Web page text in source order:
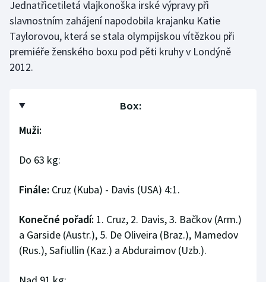
Jednatřicetiletá vlajkonoška irské výpravy při
slavnostním zahájení napodobila krajanku Katie
Taylorovou, která se stala olympijskou vítězkou při
premiéře ženského boxu pod pěti kruhy v Londýně
2012.
Box:
Muži:
Do 63 kg:
Finále: Cruz (Kuba) - Davis (USA) 4:1.
Konečné pořadí: 1. Cruz, 2. Davis, 3. Bačkov (Arm.)
a Garside (Austr.), 5. De Oliveira (Braz.), Mamedov
(Rus.), Safiullin (Kaz.) a Abduraimov (Uzb.).